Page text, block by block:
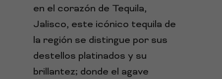
en el corazón de Tequila,
Jalisco, este icónico tequila de
la región se distingue por sus
destellos platinados y su
brillantez; donde el agave